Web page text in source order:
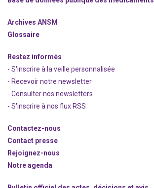
Archives ANSM
Glossaire
Restez informés
- S'inscrire à la veille personnalisée
- Recevoir notre newsletter
- Consulter nos newsletters
- S'inscrire à nos flux RSS
Contactez-nous
Contact presse
Rejoignez-nous
Notre agenda